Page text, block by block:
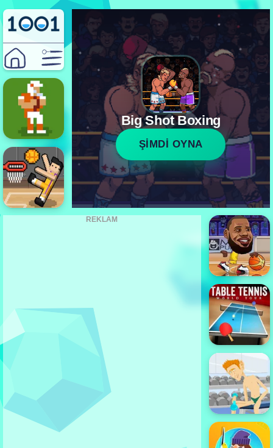
Big Shot Boxing
ŞİMDİ OYNA
REKLAM